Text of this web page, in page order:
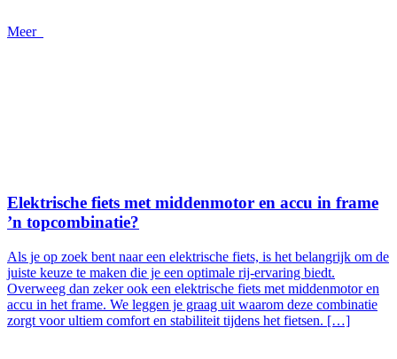
Meer
Elektrische fiets met middenmotor en accu in frame
’n topcombinatie?
Als je op zoek bent naar een elektrische fiets, is het belangrijk om de
juiste keuze te maken die je een optimale rij-ervaring biedt.
Overweeg dan zeker ook een elektrische fiets met middenmotor en
accu in het frame. We leggen je graag uit waarom deze combinatie
zorgt voor ultiem comfort en stabiliteit tijdens het fietsen. […]